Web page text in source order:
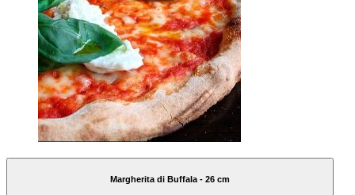
Margherita di Buffala - 26 cm